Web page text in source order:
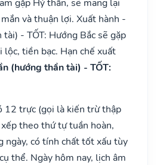
gặp Hỷ thần, sẽ mang lại
và thuận lợi. Xuất hành -
- TỐT: Hướng Bắc sẽ gặp
tiền bạc. Hạn chế xuất
(hướng thần tài) - TỐT:
12 trực (gọi là kiến trừ thập
theo thứ tự tuần hoàn,
ngày, có tính chất tốt xấu tùy
thể. Ngày hôm nay, lịch âm